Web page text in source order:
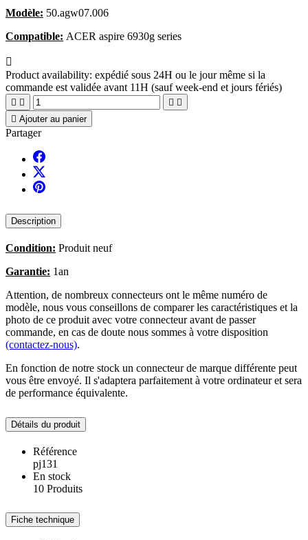
Modèle: 50.agw07.006
Compatible: ACER aspire 6930g series

Product availability: expédié sous 24H ou le jour même si la
commande est validée avant 11H (sauf week-end et jours fériés)
   
 Ajouter au panier
Partager
Description
Condition: Produit neuf
Garantie: 1an
Attention, de nombreux connecteurs ont le même numéro de
modèle, nous vous conseillons de comparer les caractéristiques et la
photo de ce produit avec votre connecteur avant de passer
commande, en cas de doute nous sommes à votre disposition
(contactez-nous).
En fonction de notre stock un connecteur de marque différente peut
vous être envoyé. Il s'adaptera parfaitement à votre ordinateur et sera
de performance équivalente.
Détails du produit
Référence
pj131
En stock
10 Produits
Fiche technique